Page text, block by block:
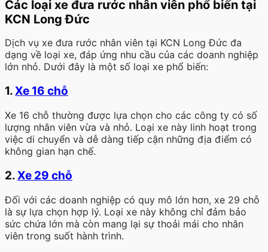
Các loại xe đưa rước nhân viên phổ biến tại
KCN Long Đức
Dịch vụ xe đưa rước nhân viên tại KCN Long Đức đa
dạng về loại xe, đáp ứng nhu cầu của các doanh nghiệp
lớn nhỏ. Dưới đây là một số loại xe phổ biến:
1.Xe 16 chỗ
Xe 16 chỗ thường được lựa chọn cho các công ty có số
lượng nhân viên vừa và nhỏ. Loại xe này linh hoạt trong
việc di chuyển và dễ dàng tiếp cận những địa điểm có
không gian hạn chế.
2.Xe 29 chỗ
Đối với các doanh nghiệp có quy mô lớn hơn, xe 29 chỗ
là sự lựa chọn hợp lý. Loại xe này không chỉ đảm bảo
sức chứa lớn mà còn mang lại sự thoải mái cho nhân
viên trong suốt hành trình.